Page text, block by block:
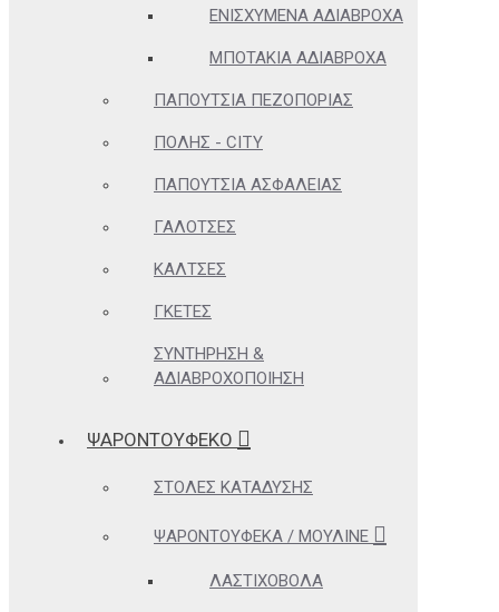
ΕΝΙΣΧΥΜΈΝΑ ΑΔΙΆΒΡΟΧΑ
ΜΠΟΤΆΚΙΑ ΑΔΙΆΒΡΟΧΑ
ΠΑΠΟΎΤΣΙΑ ΠΕΖΟΠΟΡΊΑΣ
ΠΌΛΗΣ - CITY
ΠΑΠΟΎΤΣΙΑ ΑΣΦΑΛΕΊΑΣ
ΓΑΛΌΤΣΕΣ
ΚΆΛΤΣΕΣ
ΓΚΈΤΕΣ
ΣΥΝΤΉΡΗΣΗ &
ΑΔΙΑΒΡΟΧΟΠΟΊΗΣΗ
ΨΑΡΟΝΤΟΥΦΕΚΟ
ΣΤΟΛΈΣ ΚΑΤΆΔΥΣΗΣ
ΨΑΡΟΝΤΟΎΦΕΚΑ / ΜΟΥΛΙΝΈ
ΛΑΣΤΙΧΟΒΌΛΑ